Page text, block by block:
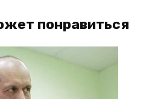
понравиться